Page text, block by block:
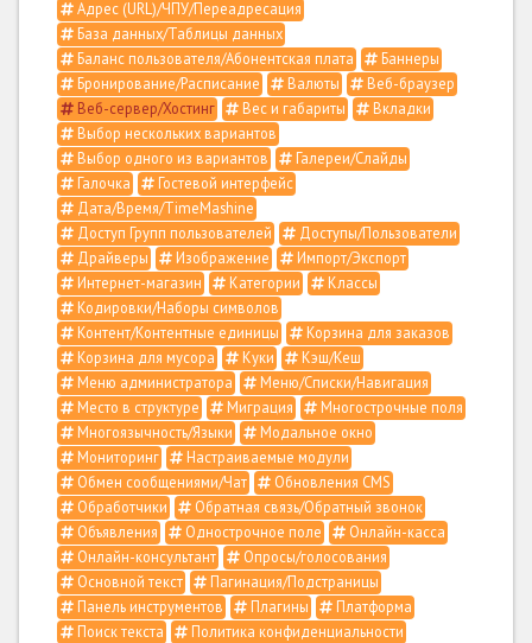
Адрес (URL)/ЧПУ/Переадресация
База данных/Таблицы данных
Баланс пользователя/Абонентская плата
Баннеры
Бронирование/Расписание
Валюты
Веб-браузер
Веб-сервер/Хостинг
Вес и габариты
Вкладки
Выбор нескольких вариантов
Выбор одного из вариантов
Галереи/Слайды
Галочка
Гостевой интерфейс
Дата/Время/TimeMashine
Доступ Групп пользователей
Доступы/Пользователи
Драйверы
Изображение
Импорт/Экспорт
Интернет-магазин
Категории
Классы
Кодировки/Наборы символов
Контент/Контентные единицы
Корзина для заказов
Корзина для мусора
Куки
Кэш/Кеш
Меню администратора
Меню/Списки/Навигация
Место в структуре
Миграция
Многострочные поля
Многоязычность/Языки
Модальное окно
Мониторинг
Настраиваемые модули
Обмен сообщениями/Чат
Обновления CMS
Обработчики
Обратная связь/Обратный звонок
Объявления
Однострочное поле
Онлайн-касса
Онлайн-консультант
Опросы/голосования
Основной текст
Пагинация/Подстраницы
Панель инструментов
Плагины
Платформа
Поиск текста
Политика конфиденциальности